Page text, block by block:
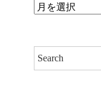
ア
イ